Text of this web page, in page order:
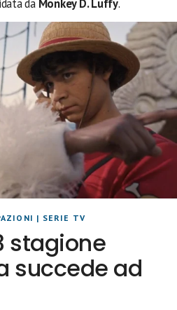
da Monkey D. Luffy.
| SERIE TV
stagione
succede ad